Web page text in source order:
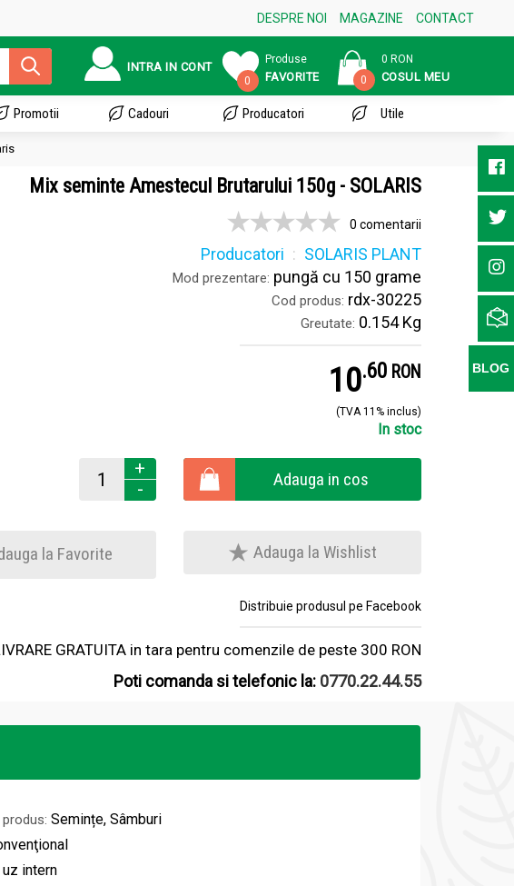
DESPRE NOI MAGAZINE CONTACT
INTRA IN CONT
0
Produse
FAVORITE 0
0 RON
COSUL MEU
Promotii Cadouri Producatori Utile
Mix seminte Amestecul Brutarului 150g - SOLARIS
0 comentarii
Producatori SOLARIS PLANT
Mod prezentare: pungă cu 150 grame
Cod produs: rdx-30225
Greutate: 0.154 Kg
10.6 RON
(TVA 11% inclus)
In stoc
+
-
Adauga in cos
la Favorite Adauga la Wishlist
Distribuie produsul pe Facebook
GRATUITA in tara pentru comenzile de peste 300 RON
Poti comanda si telefonic la: 0770.22.44.55
Semințe, Sâmburi
uz intern
BLOG